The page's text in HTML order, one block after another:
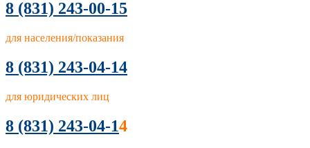
8 (831) 243-00-15
для населения/показания
8 (831) 243-04-14
для юридических лиц
8 (831) 243-04-14